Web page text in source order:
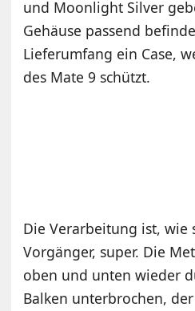
und Moonlight Silver
Gehäuse passend
Lieferumfang ein Case,
des Mate 9 schützt.
Die Verarbeitung ist, wie
Vorgänger, super. Die
oben und unten wieder
Balken unterbrochen,